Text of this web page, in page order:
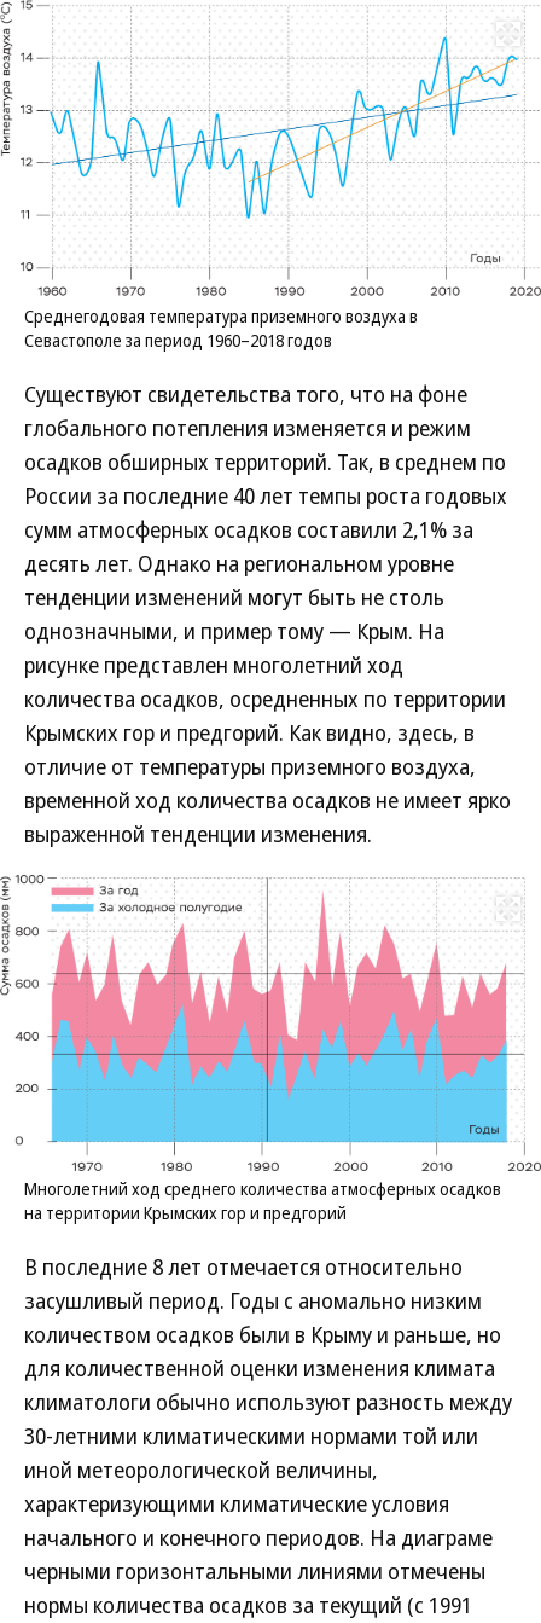
Развернуть
Среднегодовая температура приземного воздуха в
Севастополе за период 1960–2018 годов
Существуют свидетельства того, что на фоне
глобального потепления изменяется и режим
осадков обширных территорий. Так, в среднем по
России за последние 40 лет темпы роста годовых
сумм атмосферных осадков составили 2,1% за
десять лет. Однако на региональном уровне
тенденции изменений могут быть не столь
однозначными, и пример тому — Крым. На
рисунке представлен многолетний ход
количества осадков, осредненных по территории
Крымских гор и предгорий. Как видно, здесь, в
отличие от температуры приземного воздуха,
временной ход количества осадков не имеет ярко
выраженной тенденции изменения.
Развернуть
Многолетний ход среднего количества атмосферных осадков
на территории Крымских гор и предгорий
В последние 8 лет отмечается относительно
засушливый период. Годы с аномально низким
количеством осадков были в Крыму и раньше, но
для количественной оценки изменения климата
климатологи обычно используют разность между
30-летними климатическими нормами той или
иной метеорологической величины,
характеризующими климатические условия
начального и конечного периодов. На диаграме
черными горизонтальными линиями отмечены
нормы количества осадков за текущий (с 1991